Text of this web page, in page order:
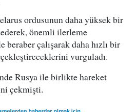
ordusunun daha yüksek bir
önemli ilerleme
çalışarak daha hızlı bir
vurguladı.
Rusya ile birlikte hareket
çekmişti.